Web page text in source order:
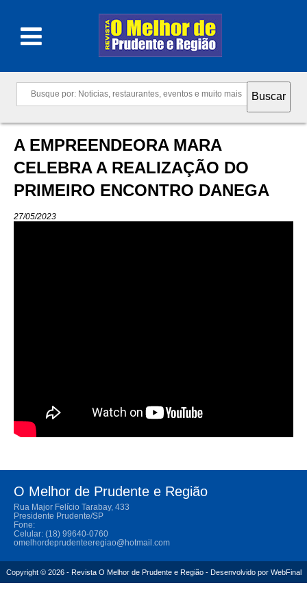
A EMPREENDEORA MARA
CELEBRA A REALIZAÇÃO DO
PRIMEIRO ENCONTRO DANEGA
27/05/2023
O Melhor de Prudente e Região
Rua Major Felício Tarabay, 433
Presidente Prudente/SP
Fone:
Celular: (18) 99640-0760
omelhordeprudenteeregiao@hotmail.com
Copyright © 2026 - Revista O Melhor de Prudente e Região - Desenvolvido por WebFinal